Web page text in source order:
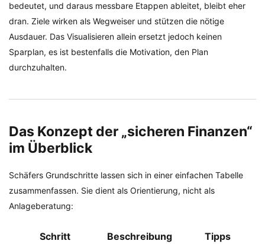
bedeutet, und daraus messbare Etappen ableitet, bleibt eher
dran. Ziele wirken als Wegweiser und stützen die nötige
Ausdauer. Das Visualisieren allein ersetzt jedoch keinen
Sparplan, es ist bestenfalls die Motivation, den Plan
durchzuhalten.
Das Konzept der „sicheren Finanzen“
im Überblick
Schäfers Grundschritte lassen sich in einer einfachen Tabelle
zusammenfassen. Sie dient als Orientierung, nicht als
Anlageberatung:
Schritt Beschreibung Tipps